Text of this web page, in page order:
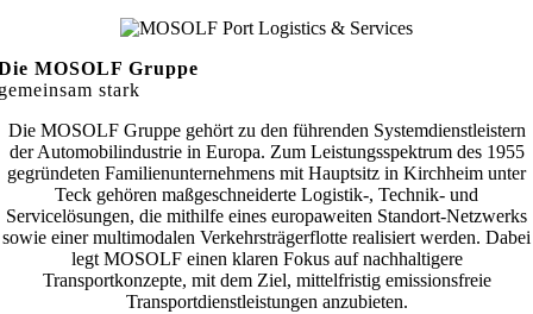
MOSOLF Gruppe
stark
Die MOSOLF Gruppe gehört zu den führenden Systemdienstleistern
der Automobilindustrie in Europa. Zum Leistungsspektrum des 1955
gegründeten Familienunternehmens mit Hauptsitz in Kirchheim unter
Teck gehören maßgeschneiderte Logistik-, Technik- und
Servicelösungen, die mithilfe eines europaweiten Standort-Netzwerks
sowie einer multimodalen Verkehrsträgerflotte realisiert werden. Dabei
legt MOSOLF einen klaren Fokus aufnachhaltigere
Transportkonzepte, mit dem Ziel, mittelfristig emissionsfreie
Transportdienstleistungen anzubieten.